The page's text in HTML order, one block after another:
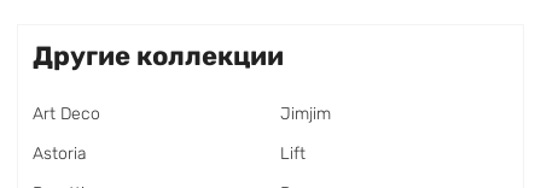
Другие коллекции
Art Deco
Astoria
Jimjim
Lift